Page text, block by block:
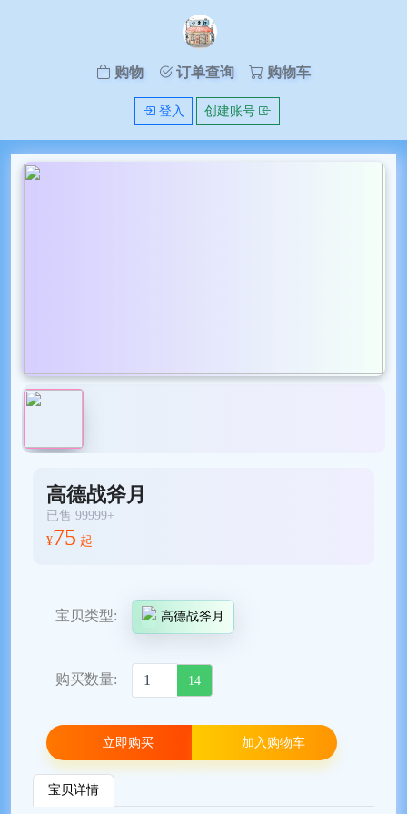
购物 订单查询 购物车
登入 创建账号
高德战斧月
已售 99999+
¥75 起
宝贝类型: 高德战斧月
购买数量: 14
立即购买 加入购物车
宝贝详情